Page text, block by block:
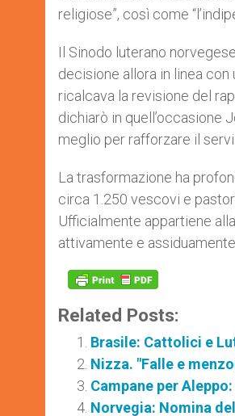
religiose”, così come
Il Sinodo luterano
decisione allora in linea
ricalcava la revisione del
dichiarò in quell’occasione
meglio per rafforzare il
La trasformazione ha
circa 1.250 vescovi e
Ufficialmente appartiene
attivamente e
Related Posts:
Brasile: Cattolici e
Nizza. "Falle e
Campane per
Norvegia: Nomina